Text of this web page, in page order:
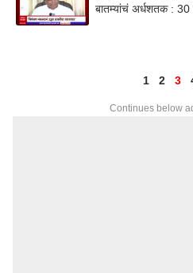
बातम्यांचं अर्धशतक :
1 2 3
Continues below